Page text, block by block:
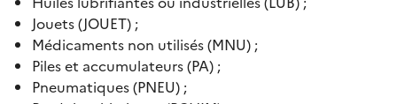
Jouets (JOUET) ;
Médicaments non utilisés (MNU) ;
Piles et accumulateurs (PA) ;
Pneumatiques (PNEU) ;